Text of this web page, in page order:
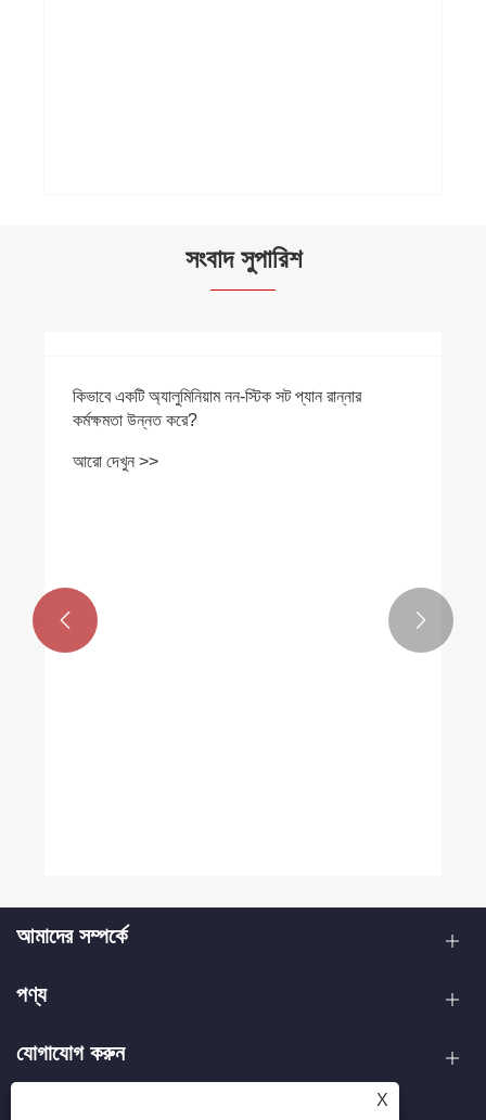
সংবাদ সুপারিশ
কিভাবে একটি অ্যালুমিনিয়াম নন-স্টিক সট প্যান রান্নার
কর্মক্ষমতা উন্নত করে?
আরো দেখুন >>
 
আমাদের সম্পর্কে
পণ্য
যোগাযোগ করুন
X